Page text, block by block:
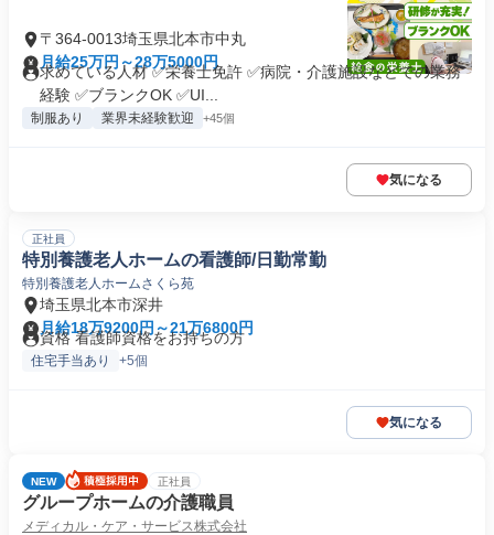
〒364-0013埼玉県北本市中丸
月給25万円～28万5000円
求めている人材 ✅栄養士免許 ✅病院・介護施設などでの業務
経験 ✅ブランクOK ✅UI...
制服あり 業界未経験歓迎 +45個
気になる
正社員
特別養護老人ホームの看護師/日勤常勤
特別養護老人ホームさくら苑
埼玉県北本市深井
月給18万9200円～21万6800円
資格 看護師資格をお持ちの方
住宅手当あり +5個
気になる
NEW 正社員
グループホームの介護職員
メディカル・ケア・サービス株式会社